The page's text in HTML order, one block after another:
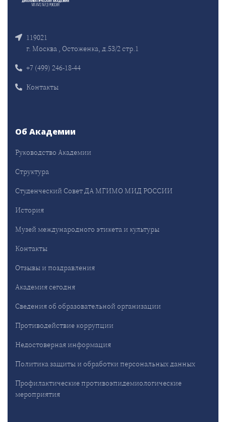
119021
г. Москва , Остоженка, д.53/2 стр.1
+7 (499) 246-18-44
Контакты
Об Академии
Руководство Академии
Структура
Студенческий Совет ДА МГИМО МИД РОССИИ
История
Музей международного этикета и культуры
Контакты
Отзывы и поздравления
Академия сегодня
Сведения об образовательной организации
Противодействие коррупции
Недостоверная информация
Политика защиты и обработки персональных данных
Профилактические противоэпидемиологические
мероприятия